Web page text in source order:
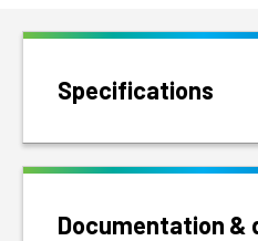
Specifications
Documentation &